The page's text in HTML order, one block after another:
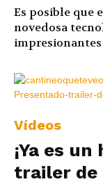
Es posible que
novedosa
impresionantes
Vídeos
¡Ya es
trailer de